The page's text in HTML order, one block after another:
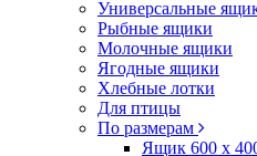
Универсальные
Рыбные ящики
Молочные ящики
Ягодные ящики
Хлебные лотки
Для птицы
По размерам
Ящик 600 х